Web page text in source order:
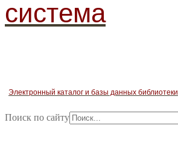
система
Электронный каталог и базы данных библиотеки
Поиск по сайту